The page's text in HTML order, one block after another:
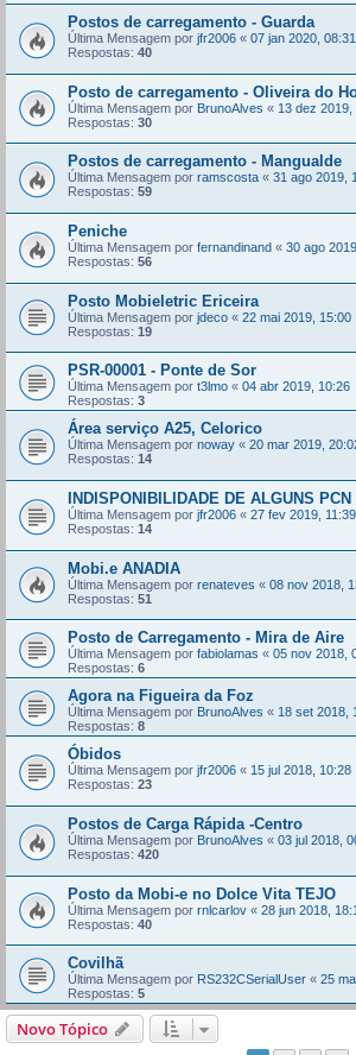
Postos de carregamento - Guarda
Última Mensagem por jfr2006 « 07 jan 2020, 08:31
Respostas: 40
Posto de carregamento - Oliveira do
Última Mensagem por BrunoAlves « 13 dez 2019,
Respostas: 30
Postos de carregamento - Mangualde
Última Mensagem por ramscosta « 31 ago 2019,
Respostas: 59
Peniche
Última Mensagem por fernandinand « 30 ago
Respostas: 56
Posto Mobieletric Ericeira
Última Mensagem por jdeco « 22 mai 2019, 15:00
Respostas: 19
PSR-00001 - Ponte de Sor
Última Mensagem por t3lmo « 04 abr 2019, 10:26
Respostas: 3
Área serviço A25, Celorico
Última Mensagem por noway « 20 mar 2019,
Respostas: 14
INDISPONIBILIDADE DE ALGUNS
Última Mensagem por jfr2006 « 27 fev 2019, 11:39
Respostas: 14
Mobi.e ANADIA
Última Mensagem por renateves « 08 nov 2018,
Respostas: 51
Posto de Carregamento - Mira de Aire
Última Mensagem por fabiolamas « 05 nov 2018,
Respostas: 6
Agora na Figueira da Foz
Última Mensagem por BrunoAlves « 18 set 2018,
Respostas: 8
Óbidos
Última Mensagem por jfr2006 « 15 jul 2018, 10:28
Respostas: 23
Postos de Carga Rápida -Centro
Última Mensagem por BrunoAlves « 03 jul 2018,
Respostas: 420
Posto da Mobi-e no Dolce Vita TEJO
Última Mensagem por rnlcarlov « 28 jun 2018,
Respostas: 40
Covilhã
Última Mensagem por RS232CSerialUser « 25
Respostas: 5
Novo Tópico